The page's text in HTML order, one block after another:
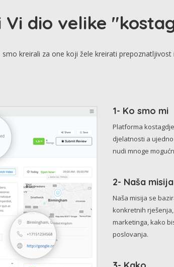
Vi dio velike
kreirali za one koji žele kreirati
1- Ko smo mi
Platforma
djelatnosti a
nudi mnoge
2- Naša misija
Naša misija se
konkretnih
marketinga, kako
poslovanja.